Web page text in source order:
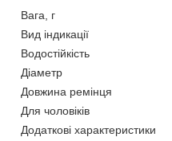
Вага, г
Вид індикації
Водостійкість
Діаметр
Довжина ремінця
Для чоловіків
Додаткові характеристики